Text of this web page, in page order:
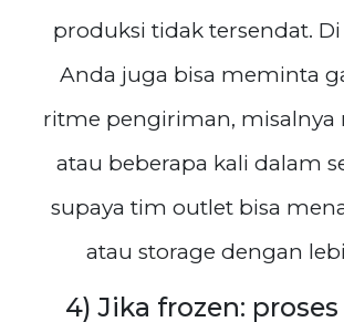
produksi tidak tersendat.
Anda juga bisa meminta
ritme pengiriman, misalnya
atau beberapa kali dalam
supaya tim outlet bisa
atau storage dengan
4) Jika frozen: proses